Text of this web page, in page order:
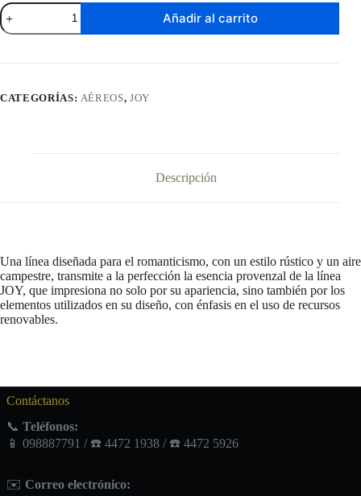
Aereo
Joy
Blanco
Añadir al carrito
CATEGORÍAS: AÉREOS,JOY
Descripción
Una línea diseñada para el romanticismo, con un estilo rústico y un aire
campestre, transmite a la perfección la esencia provenzal de la línea
JOY, que impresiona no solo por su apariencia, sino también por los
elementos utilizados en su diseño, con énfasis en el uso de recursos
renovables.
Contáctanos
📞 Teléfonos:
📱 098887791 / ☎️ 4472 1938 / ☎️ 4472 5926
✉️ Correo electrónico: